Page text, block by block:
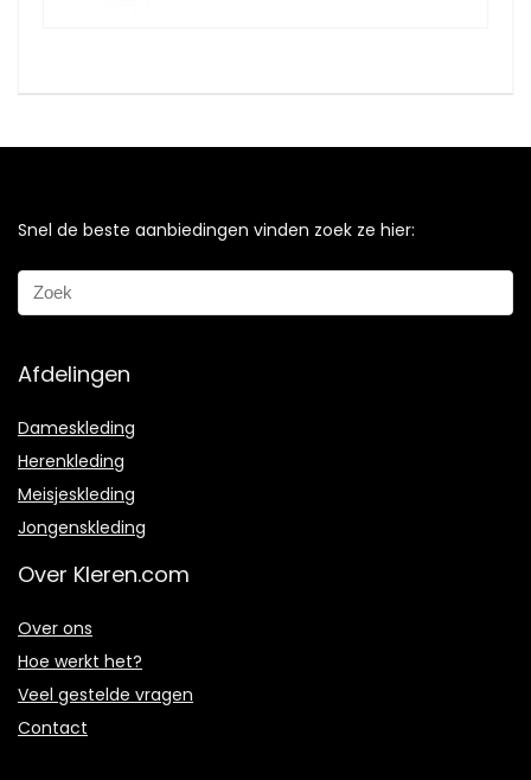
Snel de beste aanbiedingen vinden zoek ze hier:
Afdelingen
Dameskleding
Herenkleding
Meisjeskleding
Jongenskleding
Over Kleren.com
Over ons
Hoe werkt het?
Veel gestelde vragen
Contact